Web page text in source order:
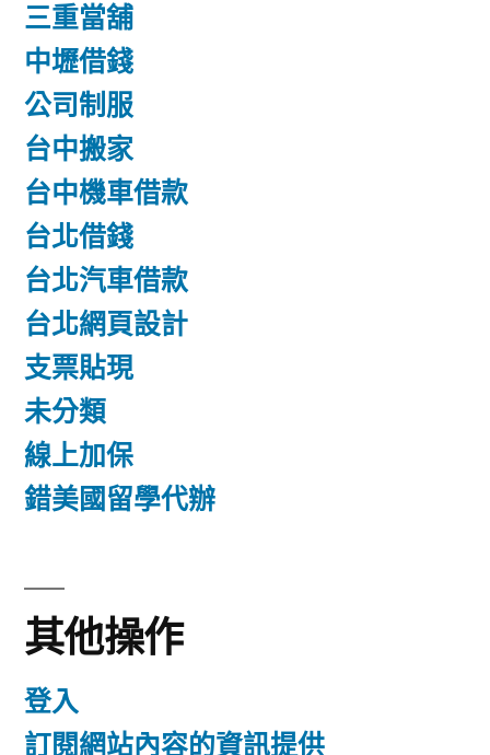
三重當舖
中壢借錢
公司制服
台中搬家
台中機車借款
台北借錢
台北汽車借款
台北網頁設計
支票貼現
未分類
線上加保
錯美國留學代辦
其他操作
登入
訂閱網站內容的資訊提供